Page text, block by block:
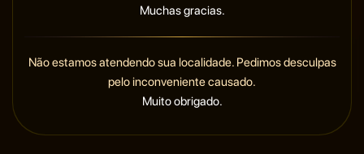
Muchas gracias.
Não estamos atendendo sua localidade. Pedimos desculpas
pelo inconveniente causado.
Muito obrigado.